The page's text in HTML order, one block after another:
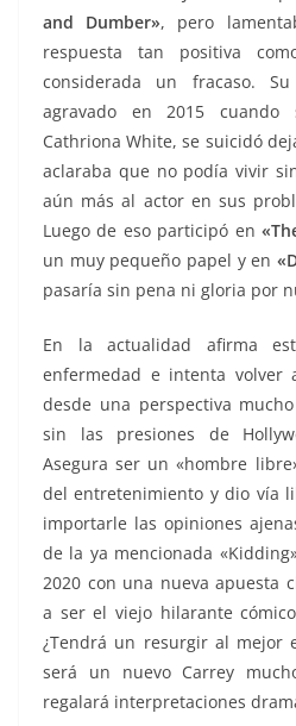
and Dumber», pero
respuesta tan positiva
considerada un fracaso.
agravado en 2015
Cathriona White, se suicidó
aclaraba que no podía vivir
aún más al actor en sus
Luego de eso participó en
un muy pequeño papel y en
pasaría sin pena ni gloria por
En la actualidad afirma
enfermedad e intenta volver
desde una perspectiva
sin las presiones de
Asegura ser un «hombre
del entretenimiento y dio vía
importarle las opiniones
de la ya mencionada
2020 con una nueva apuesta
a ser el viejo hilarante
¿Tendrá un resurgir al mejor
será un nuevo Carrey
regalará interpretaciones